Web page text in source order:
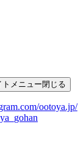
トメニュー閉じる
ootoya.jp/